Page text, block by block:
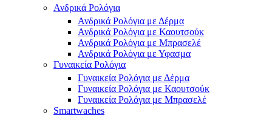
Ανδρικά Ρολόγια
Ανδρικά Ρολόγια με Δέρμα
Ανδρικά Ρολόγια με Καουτσούκ
Ανδρικά Ρολόγια με Μπρασελέ
Ανδρικά Ρολόγια με Υφασμα
Γυναικεία Ρολόγια
Γυναικεία Ρολόγια με Δέρμα
Γυναικεία Ρολόγια με Καουτσούκ
Γυναικεία Ρολόγια με Μπρασελέ
Smartwaches